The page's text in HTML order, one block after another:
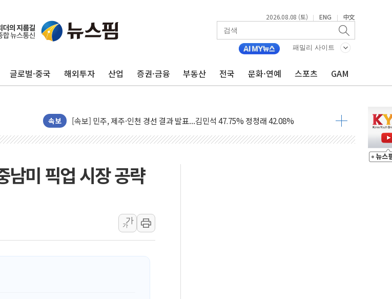
2026.08.08 (토) | ENG | 中文
패밀리 사이트
글로벌·중국 해외투자 산업 증권·금융 부동산 전국 문화·연예 스포츠 GAM
속보
포항시 재난예산 40억 긴급 투입…고수온 양식장 복구·지원 '총력'
울진·영덕 '호우특보'-포항 '산사태 주의보'...경북도, 호우 피해·통제구간 없어
[종합] 김민석, 정청래에 '0.86%p' 차 재역전 성공...金 45.42% vs 鄭 44.56%
김민석, 2주차 제주·인천 경선서 정청래에 승리...47.75% vs 42.08%
[속보] 민주, 인천 경선 결과 발표...김민석 45.09% 정청래 43.27% 송영길 11.63%
[속보] 민주, 제주 경선 결과 발표...김민석 52.64% 정청래 39.89% 송영길 7.47%
美, 이란전 출구전략 만지작…공습 한계·탄약 부족 현실화
서울 중랑구 주택가서 흉기 난동…60대 남성 2명 숨져
李대통령 "결혼 때문에 손해 보는 일 없게"…'결혼 페널티' 22개 과제 손본다
미 픽업 시장 공략
가
가